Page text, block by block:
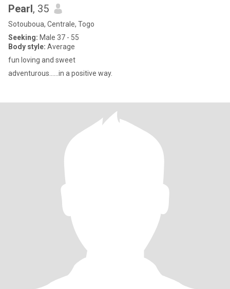
Pearl, 35
Sotouboua, Centrale, Togo
Seeking: Male 37 - 55
Body style: Average
fun loving and sweet
adventurous......in a positive way.